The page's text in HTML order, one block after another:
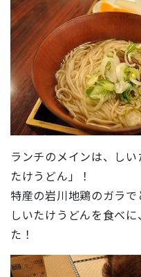
ランチのメインは、し
たけうどん」！
特産の岩川地鶏のガラ
しいたけうどんを食べ
た！